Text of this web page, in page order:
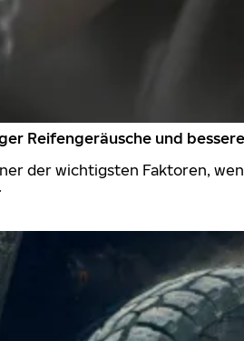
Reifengeräusche und
der wichtigsten Faktoren,